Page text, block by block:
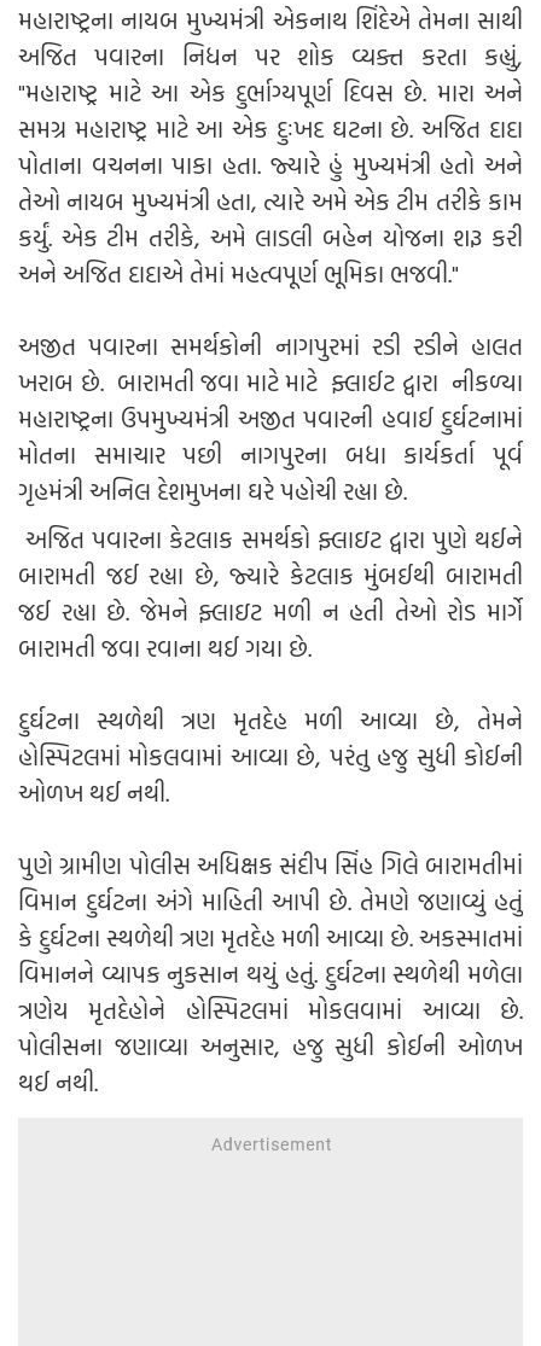
મહારાષ્ટ્રના નાયબ મુખ્યમંત્રી એકનાથ શિંદેએ તેમના સાથી
અજિત પવારના નિધન પર શોક વ્યક્ત કરતા કહ્યું,
"મહારાષ્ટ્ર માટે આ એક દુર્ભાગ્યપૂર્ણ દિવસ છે. મારા અને
સમગ્ર મહારાષ્ટ્ર માટે આ એક દુઃખદ ઘટના છે. અજિત દાદા
પોતાના વચનના પાકા હતા. જ્યારે હું મુખ્યમંત્રી હતો અને
તેઓ નાયબ મુખ્યમંત્રી હતા, ત્યારે અમે એક ટીમ તરીકે કામ
કર્યું. એક ટીમ તરીકે, અમે લાડલી બહેન યોજના શરૂ કરી
અને અજિત દાદાએ તેમાં મહત્વપૂર્ણ ભૂમિકા ભજવી."
અજીત પવારના સમર્થકોની નાગપુરમાં રડી રડીને હાલત
ખરાબ છે. બારામતી જવા માટે માટે ફ્લાઈટ દ્વારા નીકળ્યા
મહારાષ્ટ્રના ઉપમુખ્યમંત્રી અજીત પવારની હવાઈ દુર્ઘટનામાં
મોતના સમાચાર પછી નાગપુરના બધા કાર્યકર્તા પૂર્વ
ગૃહમંત્રી અનિલ દેશમુખના ઘરે પહોચી રહ્યા છે.
અજિત પવારના કેટલાક સમર્થકો ફ્લાઇટ દ્વારા પુણે થઈને
બારામતી જઈ રહ્યા છે, જ્યારે કેટલાક મુંબઈથી બારામતી
જઈ રહ્યા છે. જેમને ફ્લાઇટ મળી ન હતી તેઓ રોડ માર્ગે
બારામતી જવા રવાના થઈ ગયા છે.
દુર્ઘટના સ્થળેથી ત્રણ મૃતદેહ મળી આવ્યા છે, તેમને
હોસ્પિટલમાં મોકલવામાં આવ્યા છે, પરંતુ હજુ સુધી કોઈની
ઓળખ થઈ નથી.
પુણે ગ્રામીણ પોલીસ અધિક્ષક સંદીપ સિંહ ગિલે બારામતીમાં
વિમાન દુર્ઘટના અંગે માહિતી આપી છે. તેમણે જણાવ્યું હતું
કે દુર્ઘટના સ્થળેથી ત્રણ મૃતદેહ મળી આવ્યા છે. અકસ્માતમાં
વિમાનને વ્યાપક નુકસાન થયું હતું. દુર્ઘટના સ્થળેથી મળેલા
ત્રણેય મૃતદેહોને હોસ્પિટલમાં મોકલવામાં આવ્યા છે.
પોલીસના જણાવ્યા અનુસાર, હજુ સુધી કોઈની ઓળખ
થઈ નથી.